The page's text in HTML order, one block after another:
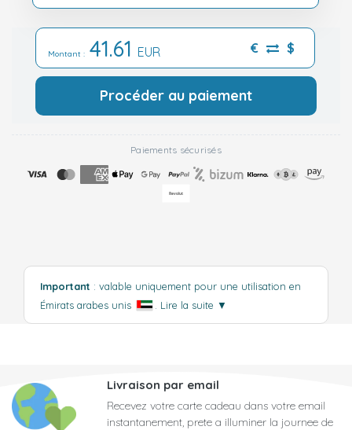
Montant : 41.61 EUR € $
Procéder au paiement
Paiements sécurisés
Important : valable uniquement pour une utilisation en
Émirats arabes unis
Lire la suite ▼
Livraison par email
Recevez votre carte cadeau dans votre email
instantanement, prete a illuminer la journee de